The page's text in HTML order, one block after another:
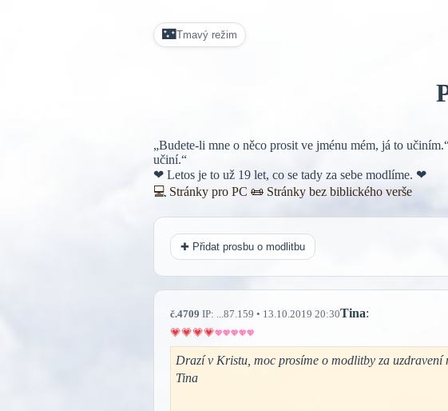
🌃Tmavý režim
„Budete-li mne o něco prosit ve jménu mém, já to
učiní.“
❤ Letos je to už 19 let, co se tady za sebe modlíme. ❤
💻 Stránky pro PC 📜 Stránky bez biblického verše
✚ Přidat prosbu o modlitbu
č.4709 IP: ...87.159 • 13.10.2019 20:30Tina:
Drazí v Kristu, moc prosíme o modlitby za uzdravení
Tina